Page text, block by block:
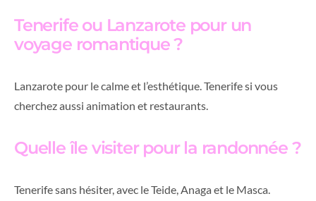
Tenerife ou Lanzarote pour un
voyage romantique ?
Lanzarote pour le calme et l’esthétique. Tenerife si vous
cherchez aussi animation et restaurants.
Quelle île visiter pour la randonnée ?
Tenerife sans hésiter, avec le Teide, Anaga et le Masca.